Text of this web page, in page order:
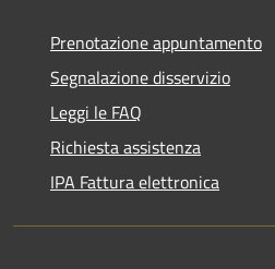
Prenotazione appuntamento
Segnalazione disservizio
Leggi le FAQ
Richiesta assistenza
IPA Fattura elettronica